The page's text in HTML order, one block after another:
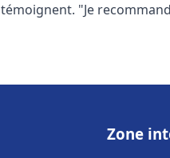
témoignent. "Je
Zone